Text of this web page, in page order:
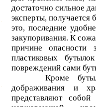
достаточно сильное
эксперты, получается
это, последние
закупоривания. К
причине опасности
пластиковых
повреждений сами
Кроме бутылок,
дображивания и
представляют